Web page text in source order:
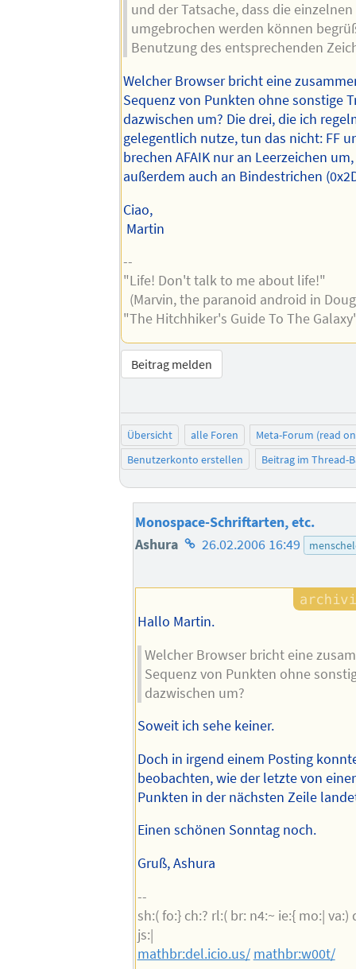
und der Tatsache, dass die
umgebrochen werden können
Benutzung des entsprechenden
Welcher Browser bricht eine
Sequenz von Punkten ohne sonstige
dazwischen um? Die drei, die ich
gelegentlich nutze, tun das nicht: FF
brechen AFAIK nur an Leerzeichen
außerdem auch an Bindestrichen
Ciao,
Martin
--
"Life! Don't talk to me about life!"
(Marvin, the paranoid android in
"The Hitchhiker's Guide To The
Beitrag melden
Übersicht alle Foren
Meta-Forum (read
Benutzerkonto erstellen
Beitrag im Thread-
Monospace-Schriftarten, etc.
Ashura Homepage
Autors
26.02.2006 16:49
Hallo Martin.
Welcher Browser bricht eine
Sequenz von Punkten ohne
dazwischen um?
Soweit ich sehe keiner.
Doch in irgend einem Posting
beobachten, wie der letzte von
Punkten in der nächsten Zeile
Einen schönen Sonntag noch.
Gruß, Ashura
--
sh:( fo:} ch:? rl:( br: n4:~ ie:{ mo:| va:)
js:|
mathbr:del.icio.us/ mathbr:w00t/